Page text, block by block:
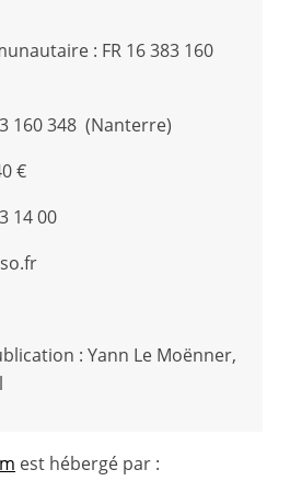
: FR 16 383 160
160 348 (Nanterre)
€
14 00
: Yann Le Moënner,
est hébergé par :